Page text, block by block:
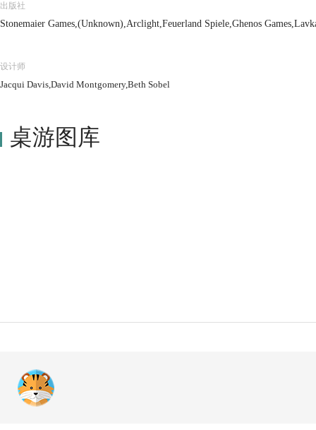
出版社
Stonemaier Games,(Unknown),Arclight,Feuerland Spiele,Ghenos
设计师
Jacqui Davis,David Montgomery,Beth Sobel
桌游图库